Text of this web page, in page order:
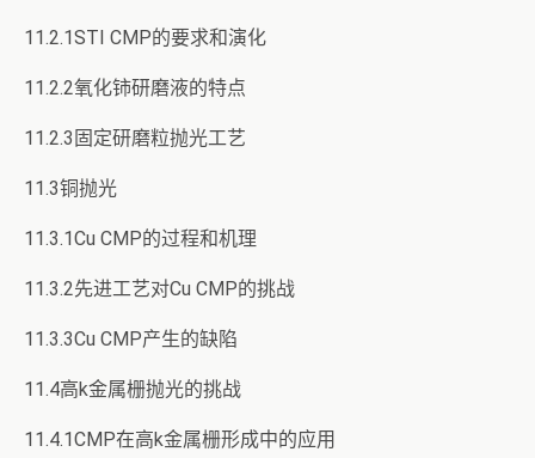
11.2.1STI CMP的要求和演化
11.2.2氧化铈研磨液的特点
11.2.3固定研磨粒抛光工艺
11.3铜抛光
11.3.1Cu CMP的过程和机理
11.3.2先进工艺对Cu CMP的挑战
11.3.3Cu CMP产生的缺陷
11.4高k金属栅抛光的挑战
11.4.1CMP在高k金属栅形成中的应用